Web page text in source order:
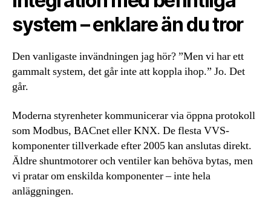
system – enklare än du tror
Den vanligaste invändningen jag hör? ”Men vi har ett
gammalt system, det går inte att koppla ihop.” Jo. Det
går.
Moderna styrenheter kommunicerar via öppna protokoll
som Modbus, BACnet eller KNX. De flesta VVS-
komponenter tillverkade efter 2005 kan anslutas direkt.
Äldre shuntmotorer och ventiler kan behöva bytas, men
vi pratar om enskilda komponenter – inte hela
anläggningen.